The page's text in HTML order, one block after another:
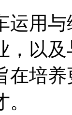
运用
，以
在培